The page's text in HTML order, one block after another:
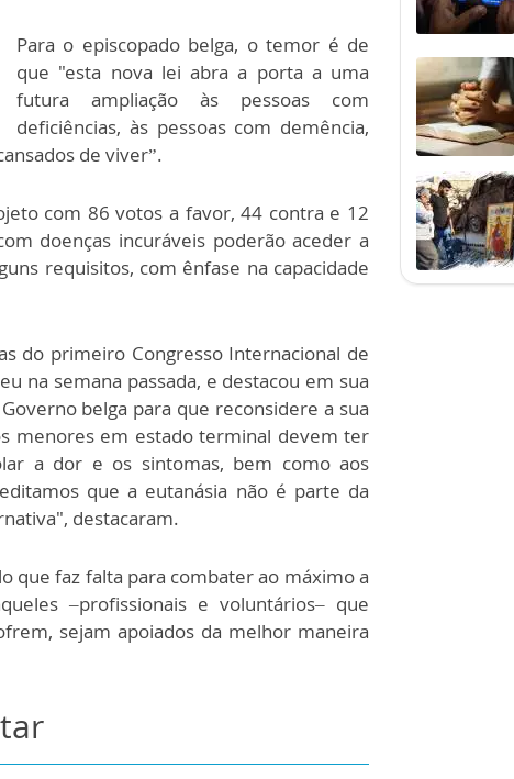
Para o episcopado belga, o temor é de
que "esta nova lei abra a porta a uma
futura ampliação às pessoas com
deficiências, às pessoas com demência,
de viver”.
com 86 votos a favor, 44 contra e 12
doenças incuráveis poderão aceder a
requisitos, com ênfase na capacidade
do primeiro Congresso Internacional de
na semana passada, e destacou em sua
belga para que reconsidere a sua
menores em estado terminal devem ter
a dor e os sintomas, bem como aos
que a eutanásia não é parte da
destacaram.
que faz falta para combater ao máximo a
–profissionais e voluntários– que
sejam apoiados da melhor maneira